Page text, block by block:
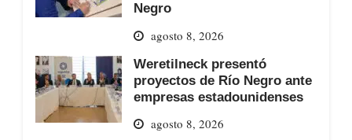
Negro
agosto 8, 2026
Weretilneck presentó
proyectos de Río Negro ante
empresas estadounidenses
agosto 8, 2026